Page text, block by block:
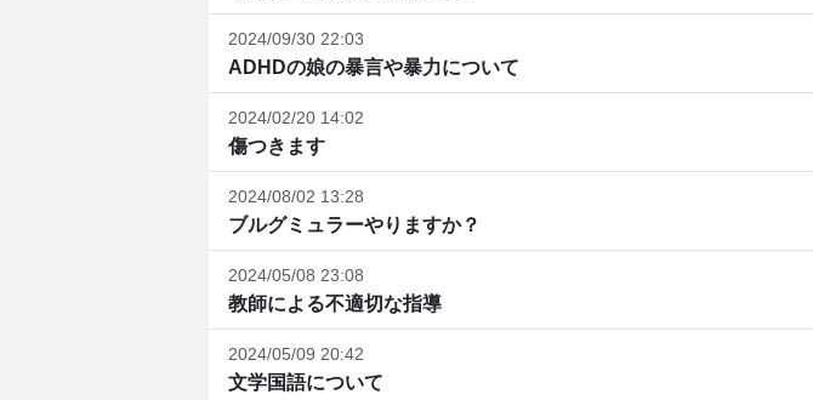
2024/09/30 22:03
ADHDの娘の暴言や暴力について
2024/02/20 14:02
傷つきます
2024/08/02 13:28
ブルグミュラーやりますか？
2024/05/08 23:08
教師による不適切な指導
2024/05/09 20:42
文学国語について